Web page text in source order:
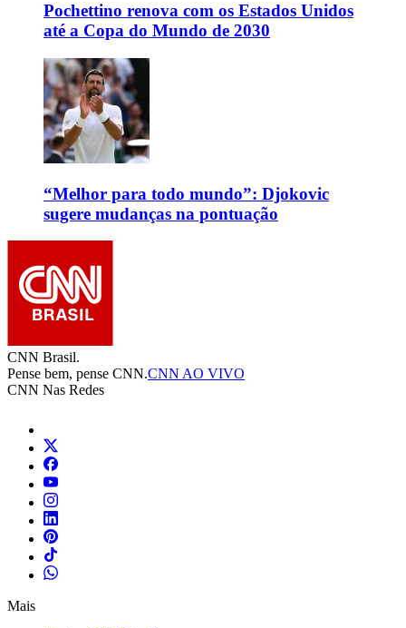
Pochettino renova com os Estados Unidos
até a Copa do Mundo de 2030
“Melhor para todo mundo”: Djokovic
sugere mudanças na pontuação
CNN Brasil.
Pense bem, pense CNN.CNN AO VIVO
CNN Nas Redes
Mais